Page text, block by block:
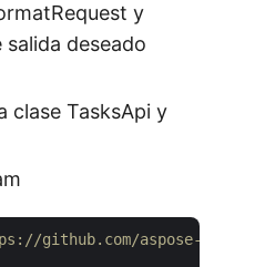
y
deseado
clase TasksApi y
github.com/aspose-tasks-